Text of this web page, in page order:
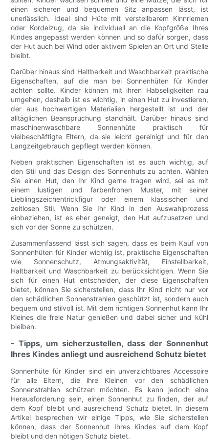
einen sicheren und bequemen Sitz anpassen lässt, ist
unerlässlich. Ideal sind Hüte mit verstellbarem Kinnriemen
oder Kordelzug, da sie individuell an die Kopfgröße Ihres
Kindes angepasst werden können und so dafür sorgen, dass
der Hut auch bei Wind oder aktivem Spielen an Ort und Stelle
bleibt.
Darüber hinaus sind Haltbarkeit und Waschbarkeit praktische
Eigenschaften, auf die man bei Sonnenhüten für Kinder
achten sollte. Kinder können mit ihren Habseligkeiten rau
umgehen, deshalb ist es wichtig, in einen Hut zu investieren,
der aus hochwertigen Materialien hergestellt ist und der
alltäglichen Beanspruchung standhält. Darüber hinaus sind
maschinenwaschbare Sonnenhüte praktisch für
vielbeschäftigte Eltern, da sie leicht gereinigt und für den
Langzeitgebrauch gepflegt werden können.
Neben praktischen Eigenschaften ist es auch wichtig, auf
den Stil und das Design des Sonnenhuts zu achten. Wählen
Sie einen Hut, den Ihr Kind gerne tragen wird, sei es mit
einem lustigen und farbenfrohen Muster, mit seiner
Lieblingszeichentrickfigur oder einem klassischen und
zeitlosen Stil. Wenn Sie Ihr Kind in den Auswahlprozess
einbeziehen, ist es eher geneigt, den Hut aufzusetzen und
sich vor der Sonne zu schützen.
Zusammenfassend lässt sich sagen, dass es beim Kauf von
Sonnenhüten für Kinder wichtig ist, praktische Eigenschaften
wie Sonnenschutz, Atmungsaktivität, Einstellbarkeit,
Haltbarkeit und Waschbarkeit zu berücksichtigen. Wenn Sie
sich für einen Hut entscheiden, der diese Eigenschaften
bietet, können Sie sicherstellen, dass Ihr Kind nicht nur vor
den schädlichen Sonnenstrahlen geschützt ist, sondern auch
bequem und stilvoll ist. Mit dem richtigen Sonnenhut kann Ihr
Kleines die freie Natur genießen und dabei sicher und kühl
bleiben.
- Tipps, um sicherzustellen, dass der Sonnenhut
Ihres Kindes anliegt und ausreichend Schutz bietet
Sonnenhüte für Kinder sind ein unverzichtbares Accessoire
für alle Eltern, die ihre Kleinen vor den schädlichen
Sonnenstrahlen schützen möchten. Es kann jedoch eine
Herausforderung sein, einen Sonnenhut zu finden, der auf
dem Kopf bleibt und ausreichend Schutz bietet. In diesem
Artikel besprechen wir einige Tipps, wie Sie sicherstellen
können, dass der Sonnenhut Ihres Kindes auf dem Kopf
bleibt und den nötigen Schutz bietet.